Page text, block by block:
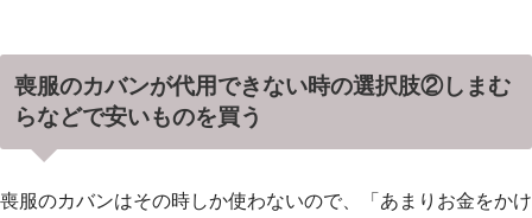
喪服のカバンが代用できない時の選択肢②しまむ
らなどで安いものを買う
喪服のカバンはその時しか使わないので、「あまりお金をかけ